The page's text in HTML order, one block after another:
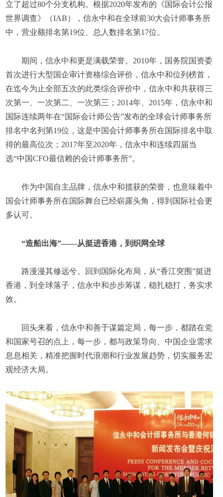
立了超过80个分支机构。根据2020年发布的《国际会计公报
世界调查》（IAB），信永中和在全球前30大会计师事务所
中，营业额排名第19位、总人数排名第17位。
期间，信永中和更是满载荣誉。2010年，国务院国资委
首次进行大型国企审计资格综合评价，信永中和位列榜首，
在迄今为止全部五次的此类综合评价中，信永中和共获得三
次第一、一次第二、一次第三；2014年、2015年，信永中和
国际连续两年在“国际会计师公告”发布的全球会计师事务所
排名中名列第19位，这是中国会计师事务所在国际排名中取
得的最高位次；2017年至2020年，信永中和连续四届当
选“中国CFO最信赖的会计师事务所”。
作为中国自主品牌，信永中和揽获的荣誉，也意味着中
国会计师事务所在国际舞台已经崭露头角，得到国际社会更
多认可。
“造船出海”——从挺进香港，到织网全球
路漫漫其修远兮。回到国际化布局，从“香江突围”挺进
香港，到全球落子，信永中和步步筹谋，稳扎稳打，务实求
效。
回头来看，信永中和善于谋篇定局，每一步，都踏在党
和国家号召的点上，每一步，都与政策导向、中国企业需求
息息相关，精准把握时代浪潮和行业发展趋势，切实服务宏
观经济大局。